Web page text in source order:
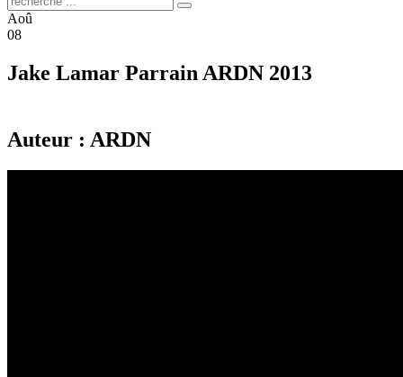
Aoû
08
Jake Lamar Parrain ARDN 2013
Auteur : ARDN